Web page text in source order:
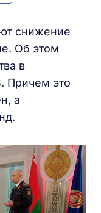
снижение
Об этом
в
Причем это
а